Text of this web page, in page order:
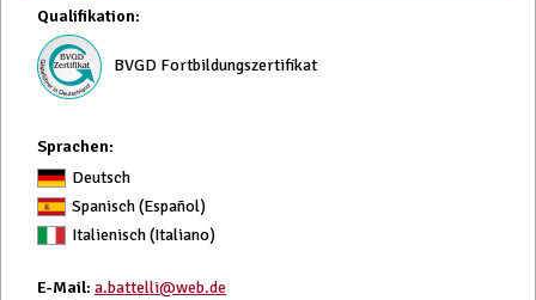
Qualifikation:
BVGD Fortbildungszertifikat
Sprachen:
Deutsch
Spanisch (Español)
Italienisch (Italiano)
E-Mail: a.battelli@web.de